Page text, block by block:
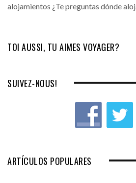
alojamientos ¿Te preguntas dónde
TOI AUSSI, TU AIMES VOYAGER?
SUIVEZ-NOUS!
ARTÍCULOS POPULARES